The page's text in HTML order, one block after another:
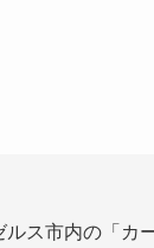
ス市内の「カ